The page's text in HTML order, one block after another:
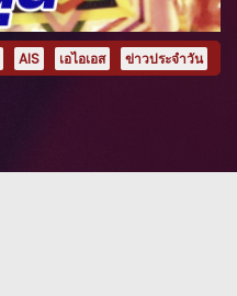
AIS เอไอเอส ข่าวประจำวัน